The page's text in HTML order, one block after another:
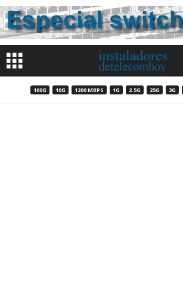
100G 10G 1200 MBPS 1G 2.5G 25G 3G